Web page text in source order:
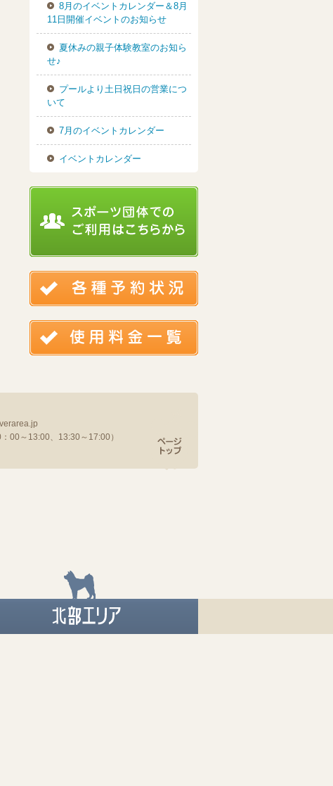
8月のイベントカレンダー＆8月
11日開催イベントのお知らせ
夏休みの親子体験教室のお知ら
せ♪
プールより土日祝日の営業につ
いて
7月のイベントカレンダー
イベントカレンダー
00～13:00、13:30～17:00）